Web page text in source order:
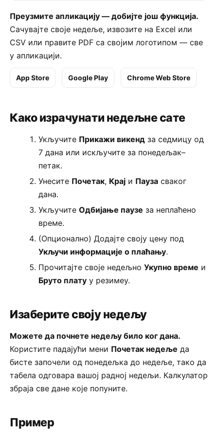
Преузмите апликацију — добијте још функција.
Сачувајте своје недеље, извозите на Excel или
CSV или правите PDF са својим логотипом — све
у апликацији.
App Store Google Play Chrome Web Store
Како израчунати недељне сате
Укључите Прикажи викенд за седмицу од
7 дана или искључите за понедељак–
петак.
Унесите Почетак, Крај и Пауза сваког
дана.
УкључитеОдбијање паузе за неплаћено
време.
(Опционално) Додајте своју цену под
Укључи информације о плаћању.
Прочитајте своје недељноУкупно време и
Бруто плату у резимеу.
Изаберите своју недељу
Можете да почнете недељу било ког дана.
Користите падајући мени Почетак недеље да
бисте започели од понедељка до недеље, тако да
табела одговара вашој радној недељи. Калкулатор
збраја све дане које попуните.
Пример